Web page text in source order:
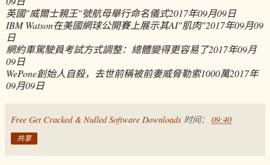
英國"威爾士親王"號航母舉行命名儀式2017年09月09日
IBM Watson在美國網球公開賽上展示其AI"肌肉"2017年09月09
日
網約車駕駛員考試方式調整：總體變得更容易了2017年09月
09日
WePone創始人自殺，去世前稱被前妻威脅勒索1000萬2017年
09月09日
Free Get Cracked & Nulled Software Downloads 时间： 09:40
共享